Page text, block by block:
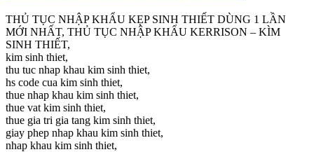
THỦ TỤC NHẬP KHẨU KẸP SINH THIẾT DÙNG 1 LẦN
MỚI NHẤT, THỦ TỤC NHẬP KHẨU KERRISON – KÌM
SINH THIẾT,
kim sinh thiet,
thu tuc nhap khau kim sinh thiet,
hs code cua kim sinh thiet,
thue nhap khau kim sinh thiet,
thue vat kim sinh thiet,
thue gia tri gia tang kim sinh thiet,
giay phep nhap khau kim sinh thiet,
nhap khau kim sinh thiet,